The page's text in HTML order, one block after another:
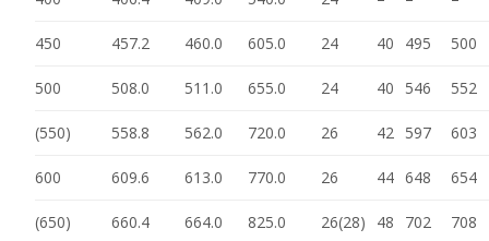
450 457.2 460.0 605.0 24 40 495 500
500 508.0 511.0 655.0 24 40 546 552
(550) 558.8 562.0 720.0 26 42 597 603
600 609.6 613.0 770.0 26 44 648 654
(650) 660.4 664.0 825.0 26(28) 48 702 708